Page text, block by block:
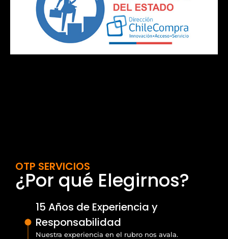
OTP SERVICIOS
¿Por qué Elegirnos?
15 Años de Experiencia y
Responsabilidad
Nuestra experiencia en el rubro nos avala.